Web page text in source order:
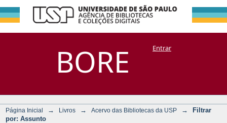
BORE
Filtrar por:
Assunto
DSpace/Manakin + CoriscoEntrar
Página Inicial → Livros → Acervo das Bibliotecas da USP →
Filtrar
por: Assunto